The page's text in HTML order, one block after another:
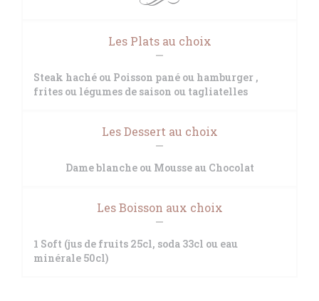
Les Plats au choix
Steak haché ou Poisson pané ou hamburger ,
frites ou légumes de saison ou tagliatelles
Les Dessert au choix
Dame blanche ou Mousse au Chocolat
Les Boisson aux choix
1 Soft (jus de fruits 25cl, soda 33cl ou eau
minérale 50cl)